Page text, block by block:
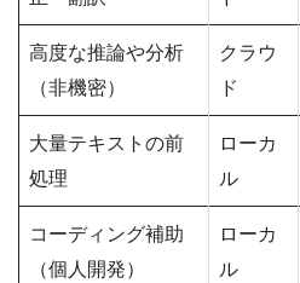
高度な推論や分析
（非機密）
クラウ
ド
大量テキストの前
処理
ローカ
ル
コーディング補助
（個人開発）
ローカ
ル